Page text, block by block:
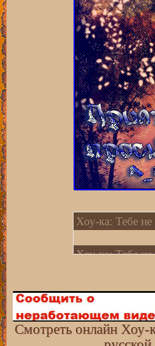
Хоу-ка: Тебе не
Хоу-ка: Тебе не
Хоу-ка: Тебе не
Смотреть онлайн Хоу-